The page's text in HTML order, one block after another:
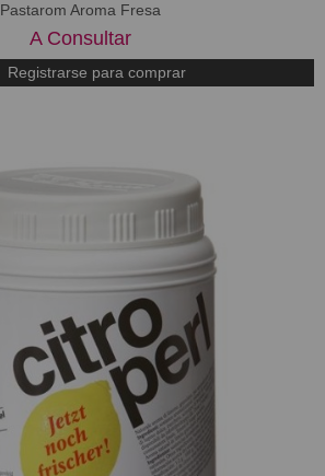
Pastarom Aroma Fresa
A Consultar
Registrarse para comprar